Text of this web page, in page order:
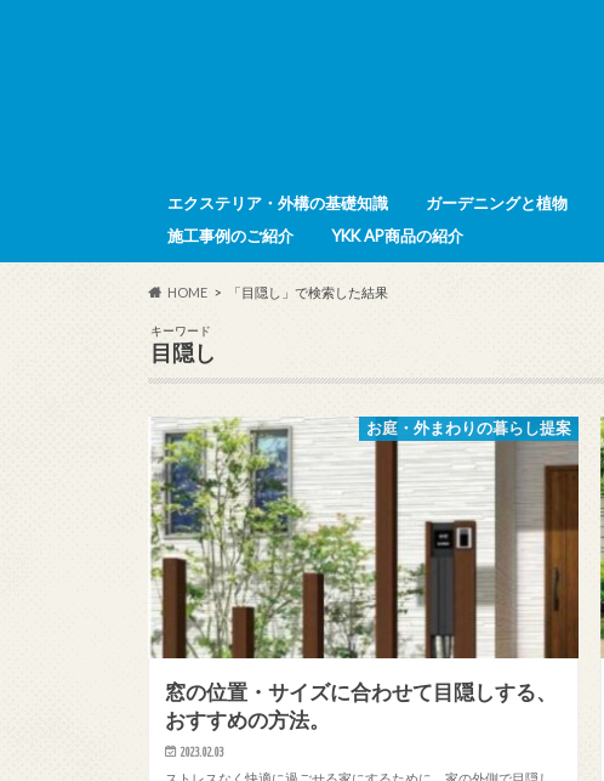
エクステリア・外構の基礎知識 ガーデニングと植物
施工事例のご紹介
YKK AP商品の紹介
HOME 「目隠し」で検索した結果
キーワード
目隠し
お庭・外まわりの暮らし提案
窓の位置・サイズに合わせて目隠しする、
おすすめの方法。
2023.02.03